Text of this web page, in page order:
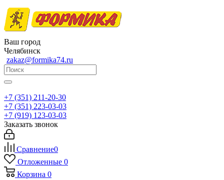
Ваш город
Челябинск
zakaz@formika74.ru
+7 (351) 211-20-30
+7 (351) 223-03-03
+7 (919) 123-03-03
Заказать звонок
Сравнение0
Отложенные 0
Корзина 0